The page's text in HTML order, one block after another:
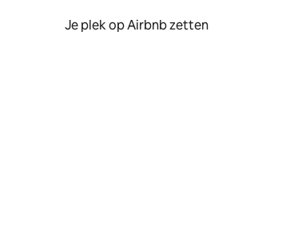
Je plek op Airbnb zetten